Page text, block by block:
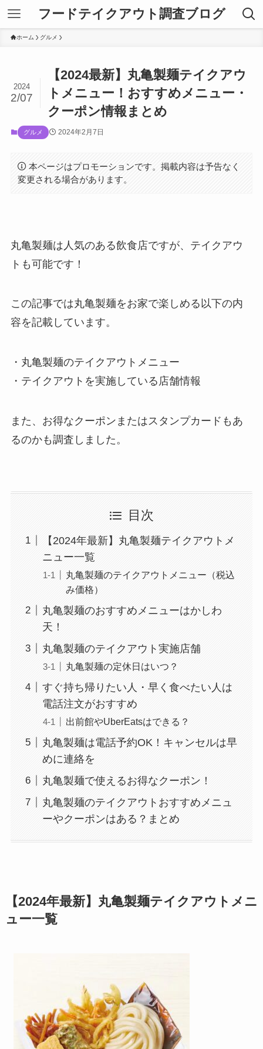
フードテイクアウト調査ブログ
ホーム グルメ
【2024最新】丸亀製麺テイクアウ
トメニュー！おすすめメニュー・
クーポン情報まとめ
2024
2/07
グルメ 2024年2月7日
本ページはプロモーションです。掲載内容は予告なく
変更される場合があります。
丸亀製麺は人気のある飲食店ですが、テイクアウ
トも可能です！
この記事では丸亀製麺をお家で楽しめる以下の内
容を記載しています。
・ 丸亀製麺のテイクアウトメニュー
・テイクアウトを実施している店舗情報
また、お得なクーポンまたはスタンプカードもあ
るのかも調査しました。
目次
【2024年最新】丸亀製麺テイクアウトメ
ニュー一覧
丸亀製麺のテイクアウトメニュー（税込
み価格）
丸亀製麺のおすすめメニューはかしわ
天！
丸亀製麺のテイクアウト実施店舗
丸亀製麺の定休日はいつ？
すぐ持ち帰りたい人・早く食べたい人は
電話注文がおすすめ
出前館やUberEatsはできる？
丸亀製麺は電話予約OK！キャンセルは早
めに連絡を
丸亀製麺で使えるお得なクーポン！
丸亀製麺のテイクアウトおすすめメニュ
ーやクーポンはある？まとめ
【2024年最新】丸亀製麺テイクアウトメニ
ュー一覧